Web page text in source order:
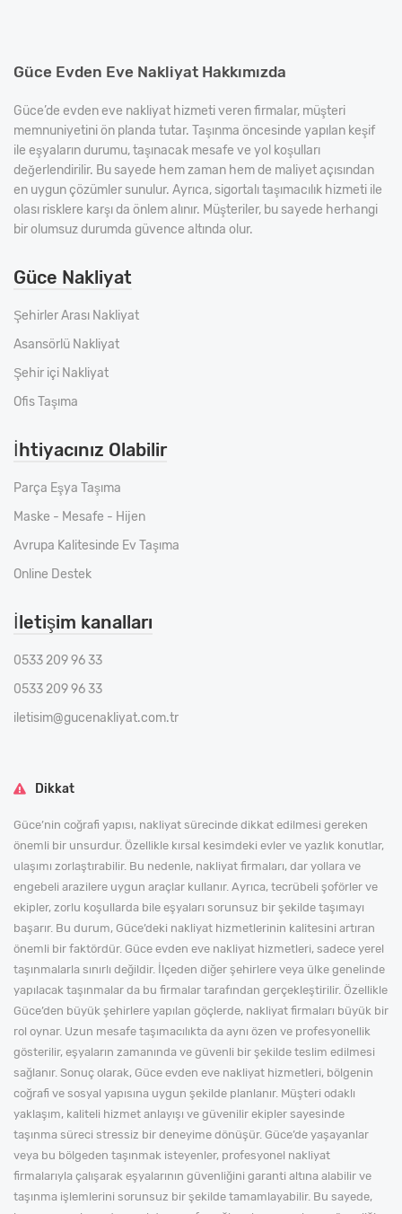
Güce Evden Eve Nakliyat Hakkımızda
Güce’de evden eve nakliyat hizmeti veren firmalar, müşteri
memnuniyetini ön planda tutar. Taşınma öncesinde yapılan keşif
ile eşyaların durumu, taşınacak mesafe ve yol koşulları
değerlendirilir. Bu sayede hem zaman hem de maliyet açısından
en uygun çözümler sunulur. Ayrıca, sigortalı taşımacılık hizmeti ile
olası risklere karşı da önlem alınır. Müşteriler, bu sayede herhangi
bir olumsuz durumda güvence altında olur.
Güce Nakliyat
Şehirler Arası Nakliyat
Asansörlü Nakliyat
Şehir içi Nakliyat
Ofis Taşıma
İhtiyacınız Olabilir
Parça Eşya Taşıma
Maske - Mesafe - Hijen
Avrupa Kalitesinde Ev Taşıma
Online Destek
İletişim kanalları
0533 209 96 33
0533 209 96 33
iletisim@gucenakliyat.com.tr
Dikkat
Güce’nin coğrafi yapısı, nakliyat sürecinde dikkat edilmesi gereken
önemli bir unsurdur. Özellikle kırsal kesimdeki evler ve yazlık konutlar,
ulaşımı zorlaştırabilir. Bu nedenle, nakliyat firmaları, dar yollara ve
engebeli arazilere uygun araçlar kullanır. Ayrıca, tecrübeli şoförler ve
ekipler, zorlu koşullarda bile eşyaları sorunsuz bir şekilde taşımayı
başarır. Bu durum, Güce’deki nakliyat hizmetlerinin kalitesini artıran
önemli bir faktördür. Güce evden eve nakliyat hizmetleri, sadece yerel
taşınmalarla sınırlı değildir. İlçeden diğer şehirlere veya ülke genelinde
yapılacak taşınmalar da bu firmalar tarafından gerçekleştirilir. Özellikle
Güce’den büyük şehirlere yapılan göçlerde, nakliyat firmaları büyük bir
rol oynar. Uzun mesafe taşımacılıkta da aynı özen ve profesyonellik
gösterilir, eşyaların zamanında ve güvenli bir şekilde teslim edilmesi
sağlanır. Sonuç olarak, Güce evden eve nakliyat hizmetleri, bölgenin
coğrafi ve sosyal yapısına uygun şekilde planlanır. Müşteri odaklı
yaklaşım, kaliteli hizmet anlayışı ve güvenilir ekipler sayesinde
taşınma süreci stressiz bir deneyime dönüşür. Güce’de yaşayanlar
veya bu bölgeden taşınmak isteyenler, profesyonel nakliyat
firmalarıyla çalışarak eşyalarının güvenliğini garanti altına alabilir ve
taşınma işlemlerini sorunsuz bir şekilde tamamlayabilir. Bu sayede,